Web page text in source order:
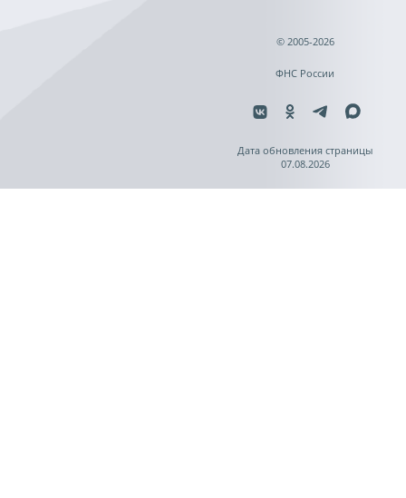
© 2005-2026
ФНС России
Дата обновления страницы
07.08.2026